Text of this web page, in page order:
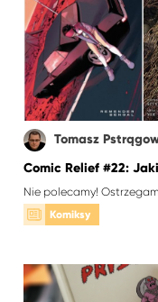
Tomasz
Comic Relief #22:
Nie polecamy!
Komiksy